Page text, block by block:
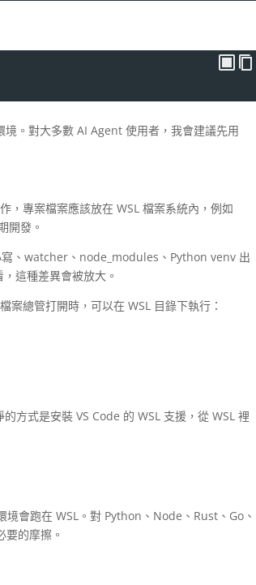
。對大多數 AI Agent 使用者，我會建議先用
專案檔案應該放在 WSL 檔案系統內，例如
開發。
、watcher、node_modules、Python venv 出
這種差異會被放大。
總管打開時，可以在 WSL 目錄下執行：
方式是安裝 VS Code 的 WSL 支援，從 WSL 裡
會跑在 WSL。對 Python、Node、Rust、Go、
的摩擦。